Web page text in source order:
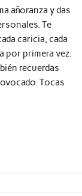
añoranza y das
Te
caricia, cada
por primera vez.
recuerdas
Tocas